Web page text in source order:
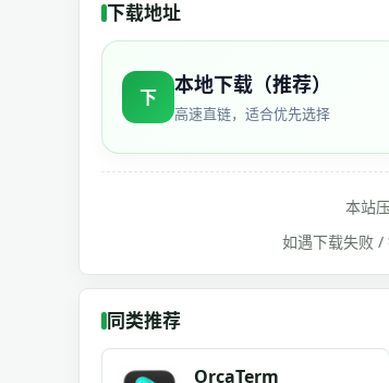
下载地址
下
本地下载（推荐）
高速直链，适合优先选择
本站
如遇下载失败 /
同类推荐
OrcaTerm